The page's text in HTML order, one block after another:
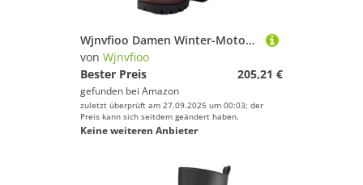
Wjnvfioo Damen Winter-Motorradstiefel, runde Zehenpartie, Blockabsatz-Stiefel
von Wjnvfioo
Bester Preis
205,21 €
gefunden bei Amazon
zuletzt überprüft am 27.09.2025 um 00:03; der
Preis kann sich seitdem geändert haben.
Keine weiteren Anbieter